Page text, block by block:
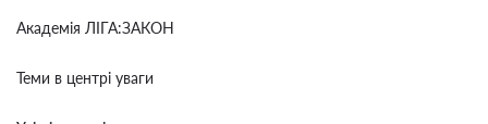
Академія ЛІГА:ЗАКОН
Теми в центрі уваги